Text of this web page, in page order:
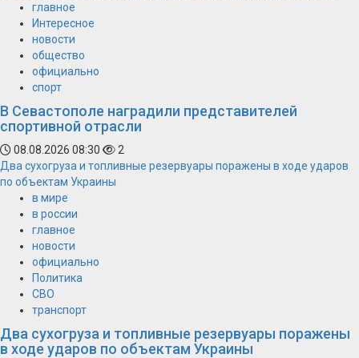
главное
Интересное
новости
общество
официально
спорт
В Севастополе наградили представителей
спортивной отрасли
08.08.2026 08:30
2
Два сухогруза и топливные резервуары поражены в ходе ударов
по объектам Украины
в мире
в россии
главное
новости
официально
Политика
СВО
транспорт
Два сухогруза и топливные резервуары поражены
в ходе ударов по объектам Украины